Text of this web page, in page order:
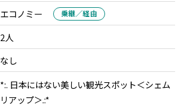
エコノミー 乗継／経由
2人
なし
*:. 日本にはない美しい観光スポット＜シェム
リアップ＞.:*